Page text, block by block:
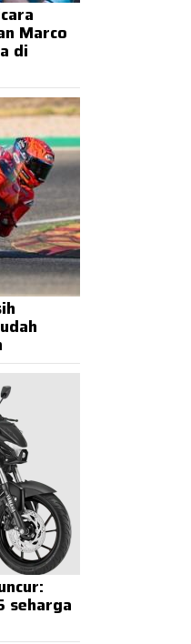
Marco
di
seharga